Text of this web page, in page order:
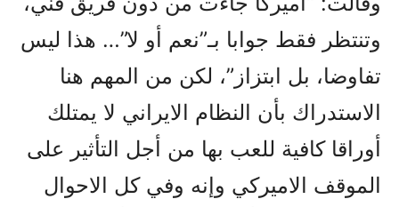
وتنتظر فقط جوابا بـ”نعم أو لا”… هذا ليس
تفاوضا، بل ابتزاز”، لکن من المهم هنا
الاستدراك بأن النظام الايراني لا يمتلك
أوراقا کافية للعب بها من أجل التأثير على
الموقف الاميرکي وإنه وفي کل الاحوال